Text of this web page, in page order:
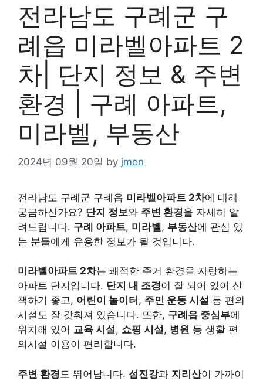
전라남도 구례군 구
례읍 미라벨아파트 2
차| 단지 정보 & 주변
환경 | 구례 아파트,
미라벨, 부동산
2024년 09월 20일 by jmon
전라남도 구례군 구례읍 미라벨아파트 2차에 대해
궁금하신가요? 단지 정보와 주변 환경을 자세히 알
려드립니다. 구례 아파트, 미라벨, 부동산에 관심 있
는 분들에게 유용한 정보가 될 것입니다.
미라벨아파트 2차는 쾌적한 주거 환경을 자랑하는
아파트 단지입니다. 단지 내 조경이 잘 되어 있어 산
책하기 좋고, 어린이 놀이터 , 주민 운동 시설 등 편의
시설도 잘 갖춰져 있습니다. 또한, 구례읍 중심부에
위치해 있어 교육 시설, 쇼핑 시설, 병원 등 생활 편
의시설 이용이 편리합니다.
주변 환경 도 뛰어납니다. 섬진강과 지리산이 가까이